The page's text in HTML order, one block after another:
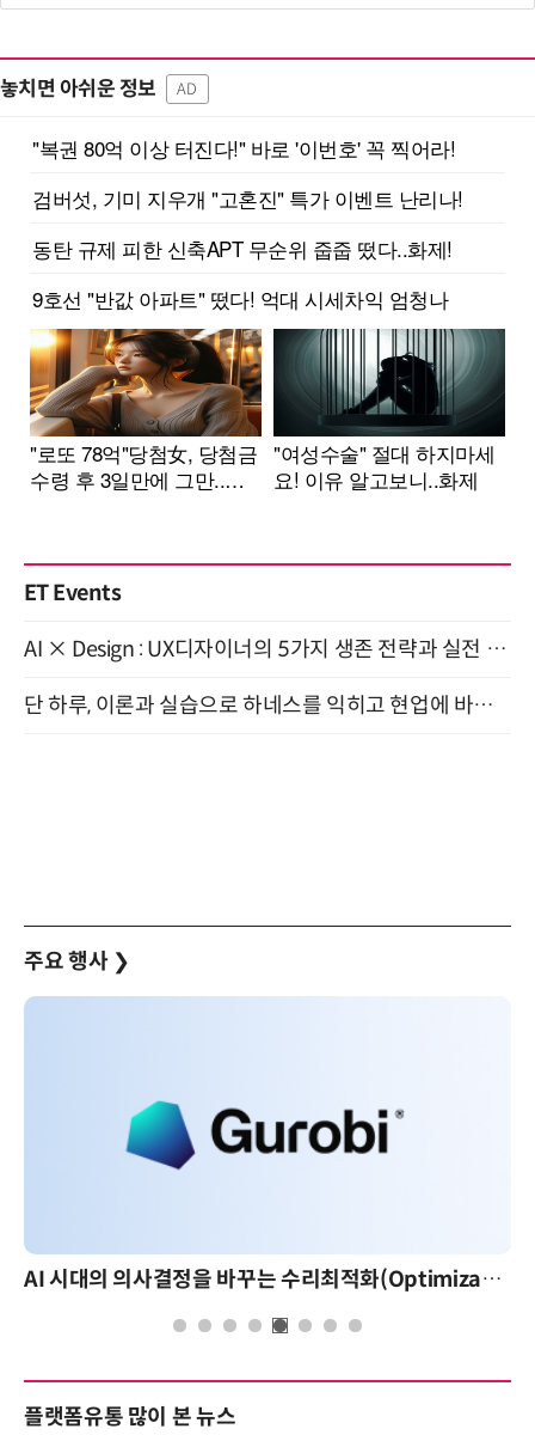
놓치면 아쉬운 정보 AD
ET Events
AI × Design : UX디자이너의 5가지 생존 전략과 실전 대응 8월 28일 개최
단 하루, 이론과 실습으로 하네스를 익히고 현업에 바로 쓰는 핸즈온 워크숍 (8/20)
주요 행사 ❯
AI 시대의 의사결정을 바꾸는 수리최적화(Optimization): 실제 산업 적용 사례와 활용 전략
플랫폼유통 많이 본 뉴스